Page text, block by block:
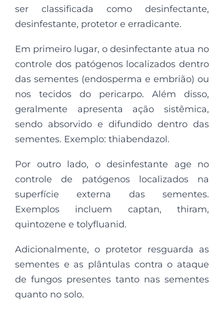
ser classificada como desinfectante,
desinfestante, protetor e erradicante.
Em primeiro lugar, o desinfectante atua no
controle dos patógenos localizados dentro
das sementes (endosperma e embrião) ou
nos tecidos do pericarpo. Além disso,
geralmente apresenta ação sistêmica,
sendo absorvido e difundido dentro das
sementes. Exemplo: thiabendazol.
Por outro lado, o desinfestante age no
controle de patógenos localizados na
superfície externa das sementes.
Exemplos incluem captan, thiram,
quintozene e tolyfluanid.
Adicionalmente, o protetor resguarda as
sementes e as plântulas contra o ataque
de fungos presentes tanto nas sementes
quanto no solo.